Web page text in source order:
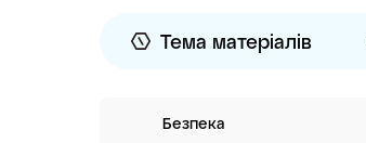
Тема матеріалів
Безпека